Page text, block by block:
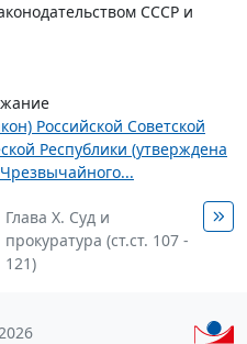
СССР и
Российской Советской
Республики (утверждена
Глава Х. Суд и
прокуратура (ст.ст. 107 -
121)